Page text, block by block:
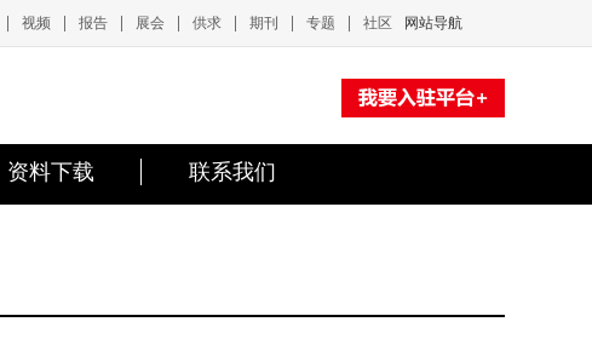
视频 报告 展会 供求 期刊 专题 社区 网站导航
资料下载 联系我们